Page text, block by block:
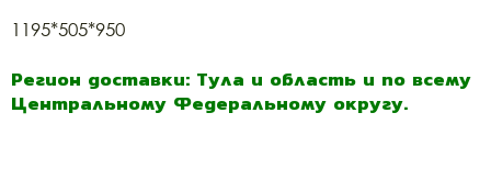
1195*505*950
Регион доставки: Тула и область и по всему
Центральному Федеральному округу.